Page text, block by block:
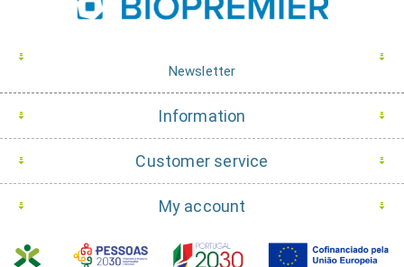
Newsletter
Information
Customer service
My account